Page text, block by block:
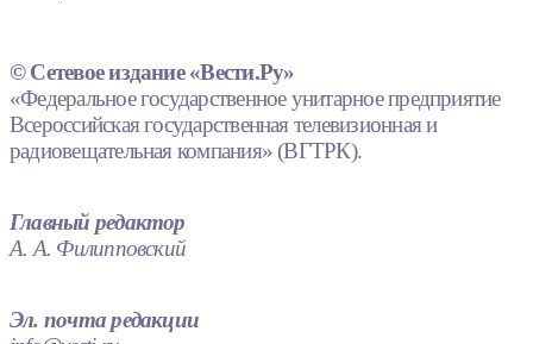
© Сетевое издание «Вести.Ру»
«Федеральное государственное унитарное предприятие
Всероссийская государственная телевизионная и
радиовещательная компания» (ВГТРК).
Главный редактор
А. А. Филипповский
Эл. почта редакции